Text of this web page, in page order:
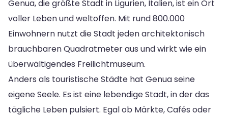
Genua, die größte Stadt in Ligurien, Italien, ist ein Ort
voller Leben und weltoffen. Mit rund 800.000
Einwohnern nutzt die Stadt jeden architektonisch
brauchbaren Quadratmeter aus und wirkt wie ein
überwältigendes Freilichtmuseum.
Anders als touristische Städte hat Genua seine
eigene Seele. Es ist eine lebendige Stadt, in der das
tägliche Leben pulsiert. Egal ob Märkte, Cafés oder